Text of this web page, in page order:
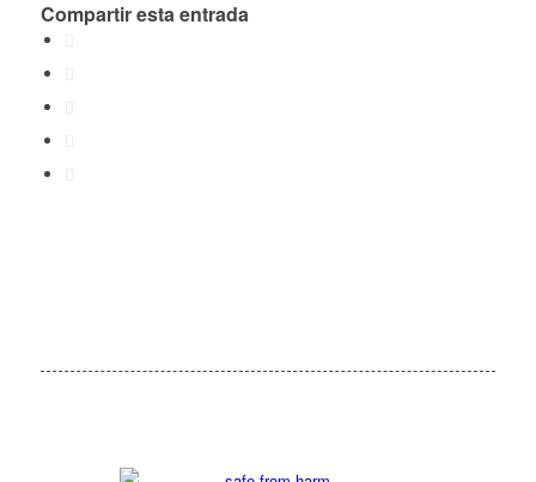
Compartir esta entrada